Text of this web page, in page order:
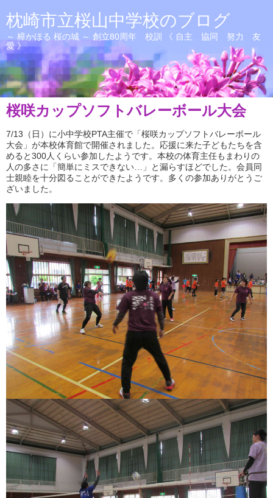
枕崎市立桜山中学校のブログ
～ 樟かほる 桜の城 ～ 創立80周年 校訓 《 自主 協同 努力 友
愛 》
桜咲カップソフトバレーボール大会
7/13（日）に小中学校PTA主催で「桜咲カップソフトバレーボール
大会」が本校体育館で開催されました。応援に来た子どもたちを含
めると300人くらい参加したようです。本校の体育主任もまわりの
人の多さに「簡単にミスできない…」と漏らすほどでした。会員同
士親睦を十分図ることができたようです。多くの参加ありがとうご
ざいました。